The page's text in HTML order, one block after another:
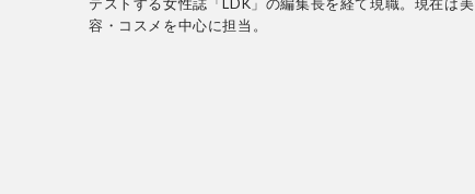
容・コスメを中心に担当。